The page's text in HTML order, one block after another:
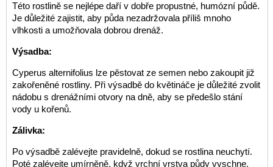
Této rostlině se nejlépe daří v dobře propustné, humózní půdě.
Je důležité zajistit, aby půda nezadržovala příliš mnoho
vlhkosti a umožňovala dobrou drenáž.
Výsadba:
Cyperus alternifolius lze pěstovat ze semen nebo zakoupit již
zakořeněné rostliny. Při výsadbě do květináče je důležité zvolit
nádobu s drenážními otvory na dně, aby se předešlo stání
vody u kořenů.
Zálivka:
Po výsadbě zalévejte pravidelně, dokud se rostlina neuchytí.
Poté zalévejte umírněně, když vrchní vrstva půdy vyschne.